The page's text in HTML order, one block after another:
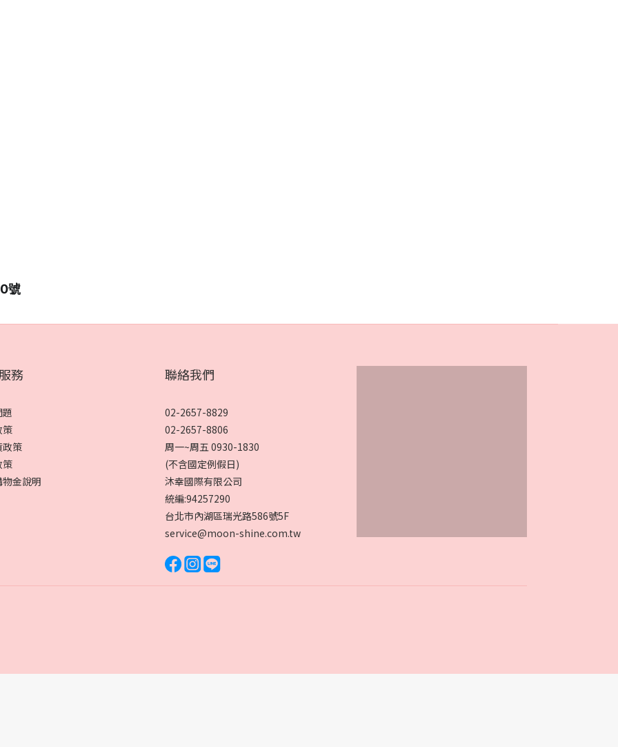
號
務
策
策
策
金說明
聯絡我們
02-2657-8829
02-2657-8806
周一~周五 0930-1830
(不含國定例假日)
沐幸國際有限公司
統編:94257290
台北市內湖區瑞光路586號5F
service@moon-shine.com.tw